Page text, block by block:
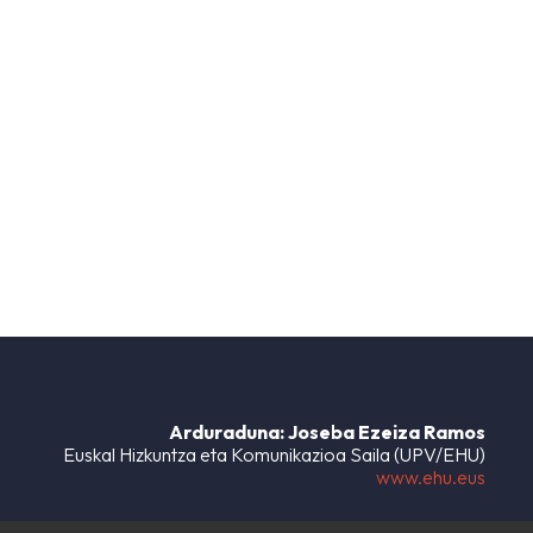
Arduraduna: Joseba Ezeiza Ramos
Euskal Hizkuntza eta Komunikazioa Saila (UPV/EHU)
www.ehu.eus